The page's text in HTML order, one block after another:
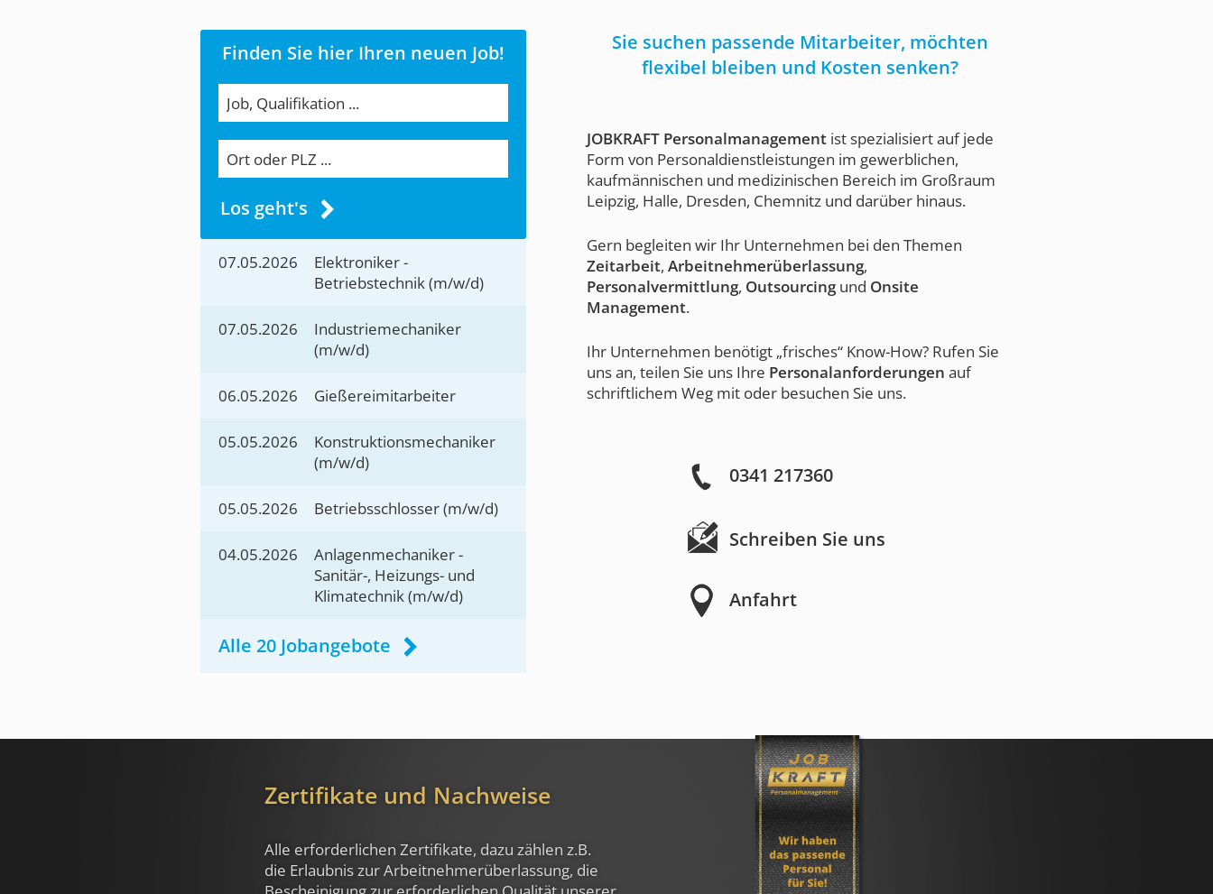
Finden Sie hier Ihren neuen Job!
Los geht's
07.05.2026
Elektroniker -
Betriebstechnik (m/w/d)
07.05.2026
Industriemechaniker
(m/w/d)
06.05.2026 Gießereimitarbeiter
05.05.2026
Konstruktionsmechaniker
(m/w/d)
05.05.2026 Betriebsschlosser (m/w/d)
04.05.2026
Anlagenmechaniker -
Sanitär-, Heizungs- und
Klimatechnik (m/w/d)
Alle 20 Jobangebote
Sie suchen passende Mitarbeiter, möchten
flexibel bleiben und Kosten senken?
JOBKRAFT Personalmanagement ist spezialisiert auf jede
Form von Personaldienstleistungen im gewerblichen,
kaufmännischen und medizinischen Bereich im Großraum
Leipzig, Halle, Dresden, Chemnitz und darüber hinaus.
Gern begleiten wir Ihr Unternehmen bei den Themen
Zeitarbeit, Arbeitnehmerüberlassung,
Personalvermittlung, Outsourcingund Onsite
Management.
Ihr Unternehmen benötigt „frisches“ Know-How? Rufen Sie
uns an, teilen Sie uns Ihre Personalanforderungen auf
schriftlichem Weg mit oder besuchen Sie uns.
0341 217360
Schreiben Sie uns
Anfahrt
Zertifikate und Nachweise
Alle erforderlichen Zertifikate, dazu zählen z.B.
die Erlaubnis zur Arbeitnehmerüberlassung, die